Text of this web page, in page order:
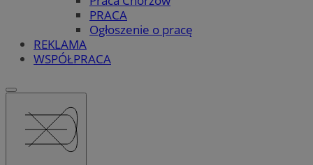
PRACA
Ogłoszenie o pracę
REKLAMA
WSPÓŁPRACA